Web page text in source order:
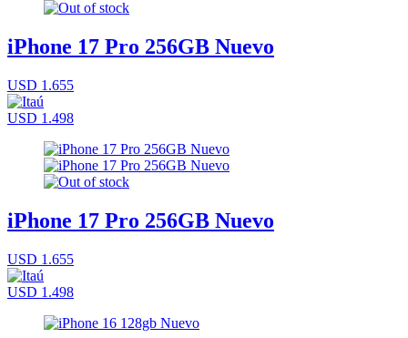
iPhone 17 Pro 256GB Nuevo
USD 1.655
USD 1.498
iPhone 17 Pro 256GB Nuevo
USD 1.655
USD 1.498